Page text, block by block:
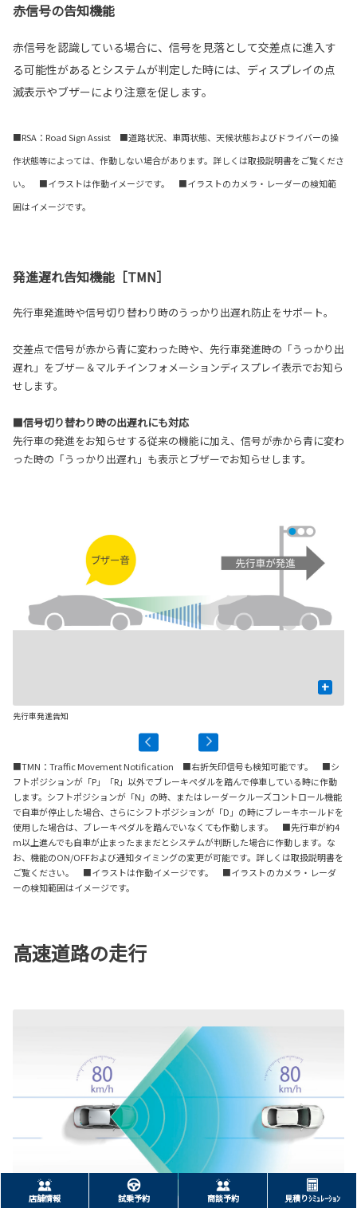
赤信号の告知機能
赤信号を認識している場合に、信号を見落として交差点に進入す
る可能性があるとシステムが判定した時には、ディスプレイの点
滅表示やブザーにより注意を促します。
■RSA：Road Sign Assist ■道路状況、車両状態、天候状態およびドライバーの操
作状態等によっては、作動しない場合があります。詳しくは取扱説明書をご覧くださ
い。 ■イラストは作動イメージです。 ■イラストのカメラ・レーダーの検知範
囲はイメージです。
発進遅れ告知機能［TMN］
先行車発進時や信号切り替わり時のうっかり出遅れ防止をサポート。
交差点で信号が赤から青に変わった時や、先行車発進時の「うっかり出
遅れ」をブザー＆マルチインフォメーションディスプレイ表示でお知ら
せします。
■信号切り替わり時の出遅れにも対応
先行車の発進をお知らせする従来の機能に加え、信号が赤から青に変わ
った時の「うっかり出遅れ」も表示とブザーでお知らせします。
+
先行車発進告知
■TMN：Traffic Movement Notification ■右折矢印信号も検知可能です。 ■シ
フトポジションが「P」「R」以外でブレーキペダルを踏んで停車している時に作動
します。シフトポジションが「N」の時、またはレーダークルーズコントロール機能
で自車が停止した場合、さらにシフトポジションが「D」の時にブレーキホールドを
使用した場合は、ブレーキペダルを踏んでいなくても作動します。 ■先行車が約4
m以上進んでも自車が止まったままだとシステムが判断した場合に作動します。な
お、機能のON/OFFおよび通知タイミングの変更が可能です。詳しくは取扱説明書を
ご覧ください。 ■イラストは作動イメージです。 ■イラストのカメラ・レーダ
ーの検知範囲はイメージです。
高速道路の走行
店舗情報 試乗予約 商談予約 見積りｼﾐｭﾚｰｼｮﾝ